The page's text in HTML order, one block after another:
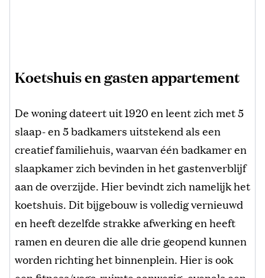
Koetshuis en gasten appartement
De woning dateert uit 1920 en leent zich met 5
slaap- en 5 badkamers uitstekend als een
creatief familiehuis, waarvan één badkamer en
slaapkamer zich bevinden in het gastenverblijf
aan de overzijde. Hier bevindt zich namelijk het
koetshuis. Dit bijgebouw is volledig vernieuwd
en heeft dezelfde strakke afwerking en heeft
ramen en deuren die alle drie geopend kunnen
worden richting het binnenplein. Hier is ook